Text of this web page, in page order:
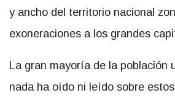
y ancho del territorio nacional
exoneraciones a los grandes
La gran mayoría de la población
nada ha oído ni leído sobre